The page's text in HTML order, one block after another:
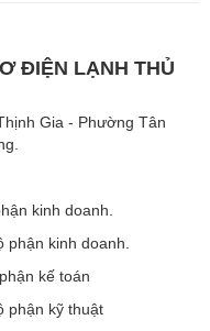
ĐIỆN LẠNH THỦ
Gia - Phường Tân
kinh doanh.
phận kinh doanh.
kế toán
phận kỹ thuật